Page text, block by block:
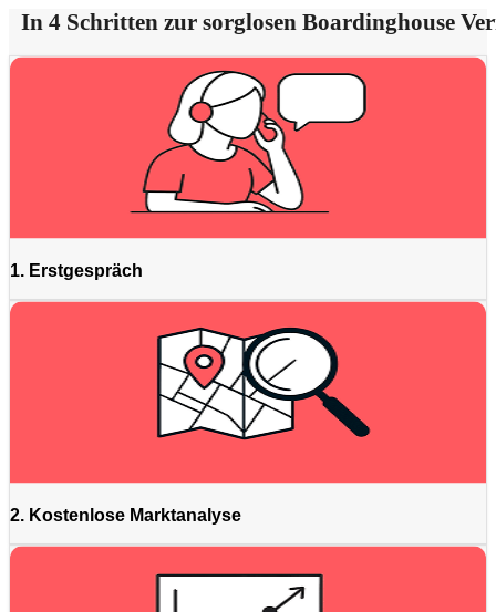
In 4 Schritten zur sorglosen Boardinghouse
1. Erstgespräch
2. Kostenlose Marktanalyse